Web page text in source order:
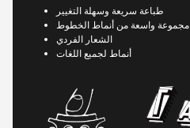
طباعة سريعة وسهلة التغيير
مجموعة واسعة من أنماط الخطوط
الشعار الفردي
أنماط لجميع اللغات